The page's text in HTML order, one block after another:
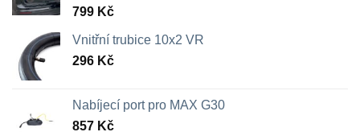
799 Kč
Vnitřní trubice 10x2 VR
296 Kč
Nabíjecí port pro MAX G30
857 Kč